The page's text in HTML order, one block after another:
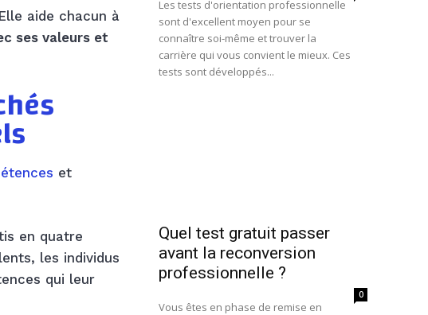
aide chacun à
ses valeurs et
et
en quatre
les individus
qui leur
Les tests d'orientation professionnelle
sont d'excellent moyen pour se
connaître soi-même et trouver la
carrière qui vous convient le mieux. Ces
tests sont développés...
Quel test gratuit passer
avant la reconversion
professionnelle ?
0
Vous êtes en phase de remise en